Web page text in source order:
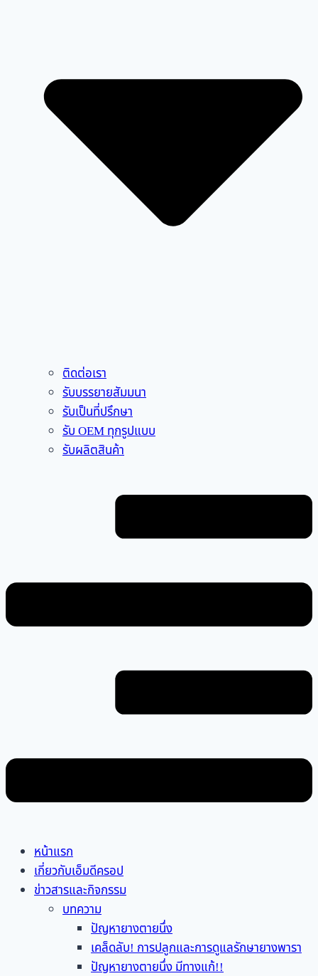
ติดต่อเรา
รับบรรยายสัมมนา
รับเป็นที่ปรึกษา
รับ OEM ทุกรูปแบบ
รับผลิตสินค้า
หน้าแรก
เกี่ยวกับเอ็มดีครอป
ข่าวสารและกิจกรรม
บทความ
ปัญหายางตายนึ่ง
เคล็ดลับ! การปลูกและการดูแลรักษายางพารา
ปัญหายางตายนึ่ง มีทางแก้!!